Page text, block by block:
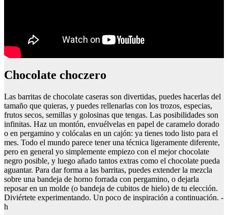
Chocolate choczero
Las barritas de chocolate caseras son divertidas, puedes hacerlas del
tamaño que quieras, y puedes rellenarlas con los trozos, especias,
frutos secos, semillas y golosinas que tengas. Las posibilidades son
infinitas. Haz un montón, envuélvelas en papel de caramelo dorado
o en pergamino y colócalas en un cajón: ya tienes todo listo para el
mes. Todo el mundo parece tener una técnica ligeramente diferente,
pero en general yo simplemente empiezo con el mejor chocolate
negro posible, y luego añado tantos extras como el chocolate pueda
aguantar. Para dar forma a las barritas, puedes extender la mezcla
sobre una bandeja de horno forrada con pergamino, o dejarla
reposar en un molde (o bandeja de cubitos de hielo) de tu elección.
Diviértete experimentando. Un poco de inspiración a continuación. -
h